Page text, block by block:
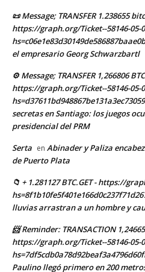
📜 Message; TRANSFER 1.238655
https://graph.org/Ticket--58146-05-
el empresario Georg Schwarzbartl
⚙ Message; TRANSFER 1,266806
https://graph.org/Ticket--58146-05-
secretas en Santiago: los juegos
presidencial del PRM
Serta en Abinader y Paliza
de Puerto Plata
📁 + 1.281127 BTC.GET - https://
lluvias arrastran a un hombre y
📨 Reminder: TRANSACTION
https://graph.org/Ticket--58146-05-
Paulino llegó primero en 200